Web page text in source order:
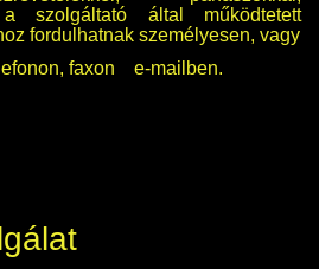
a szolgáltató által működtetett
fordulhatnak személyesen, vagy
faxon e-mailben.